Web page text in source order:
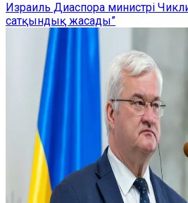
Израиль Диаспора министрі
сатқындық жасады”